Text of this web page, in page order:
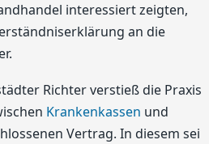
interessiert zeigten,
an die
Richter verstieß die Praxis
Krankenkassen und
Vertrag. In diesem sei